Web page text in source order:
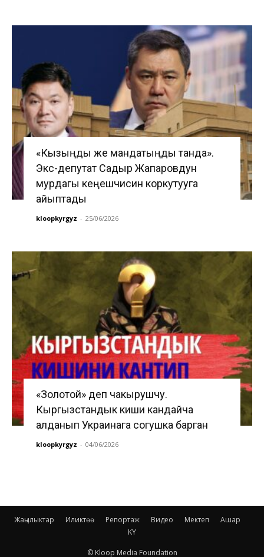
«Кызыңды же мандатыңды танда».
Экс-депутат Садыр Жапаровдун
мурдагы кеңешчисин коркутууга
айыптады
kloopkyrgyz - 25/06/2026
«Золотой» деп чакырушчу.
Кыргызстандык киши кандайча
алданып Украинага согушка барган
kloopkyrgyz - 04/06/2026
Жаңылыктар Иликтөө Репортаж Видео Мектеп
Ашар
KY
© Kloop Media Foundation